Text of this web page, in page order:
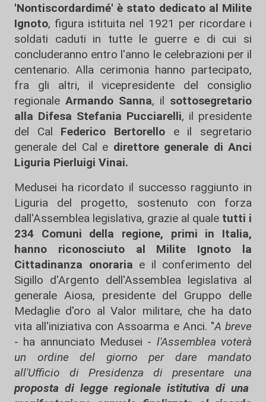
'Nontiscordardimé' è stato dedicato al Milite
Ignoto, figura istituita nel 1921 per ricordare i
soldati caduti in tutte le guerre e di cui si
concluderanno entro l'anno le celebrazioni per il
centenario. Alla cerimonia hanno partecipato,
fra gli altri, il vicepresidente del consiglio
regionale Armando Sanna, il sottosegretario
alla Difesa Stefania Pucciarelli, il presidente
del Cal Federico Bertorello e il segretario
generale del Cal e direttore generale di Anci
Liguria Pierluigi Vinai.
Medusei ha ricordato il successo raggiunto in
Liguria del progetto, sostenuto con forza
dall'Assemblea legislativa, grazie al quale tutti i
234 Comuni della regione, primi in Italia,
hanno riconosciuto al Milite Ignoto la
Cittadinanza onoraria e il conferimento del
Sigillo d'Argento dell'Assemblea legislativa al
generale Aiosa, presidente del Gruppo delle
Medaglie d'oro al Valor militare, che ha dato
vita all'iniziativa con Assoarma e Anci. "A breve
- ha annunciato Medusei - l'Assemblea voterà
un ordine del giorno per dare mandato
all'Ufficio di Presidenza di presentare una
proposta di legge regionale istitutiva di una